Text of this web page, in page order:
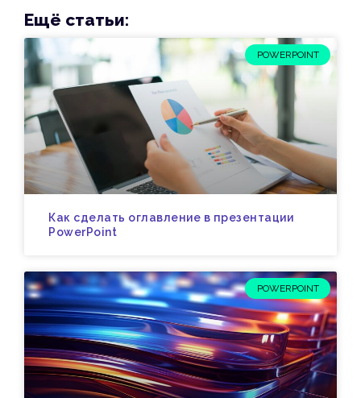
Ещё статьи:
POWERPOINT
Как сделать оглавление в презентации
PowerPoint
POWERPOINT